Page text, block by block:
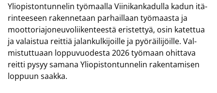
Yli­opis­ton­tun­ne­lin työ­maal­la Vii­ni­kan­ka­dul­la kadun itä­
rin­tee­seen ra­ken­ne­taan par­hail­laan työ­maas­ta ja
moot­to­ria­jo­neu­vo­lii­ken­tees­tä eris­tet­tyä, osin ka­tet­tua
ja va­lais­tua reit­tiä ja­lan­kul­ki­joil­le ja pyö­räi­li­jöil­le. Val­
mis­tut­tu­aan lop­pu­vuo­des­ta 2026 työ­maan ohit­ta­va
reit­ti pysyy sa­ma­na Yli­opis­ton­tun­ne­lin ra­ken­ta­mi­sen
lop­puun saak­ka.